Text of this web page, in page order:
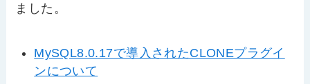
ました。
MySQL8.0.17で導入されたCLONEプラグイ
ンについて